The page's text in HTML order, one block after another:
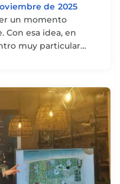
de 2025
un momento
Con esa idea, en
muy particular